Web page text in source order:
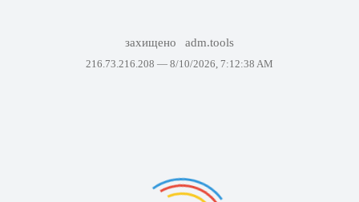
захищено adm.tools
216.73.216.208 — 8/10/2026, 7:12:38 AM